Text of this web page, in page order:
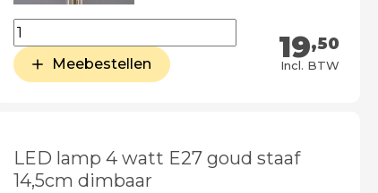
19,50
Incl. BTW
Meebestellen
LED lamp 4 watt E27 goud staaf
14,5cm dimbaar